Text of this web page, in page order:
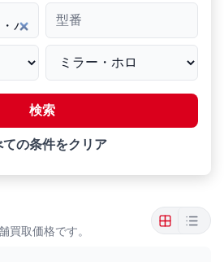
型番
検索
ての条件をクリア
買取価格です。